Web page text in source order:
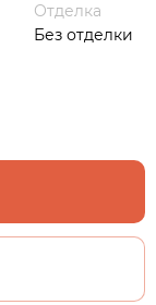
Отделка
Без отделки